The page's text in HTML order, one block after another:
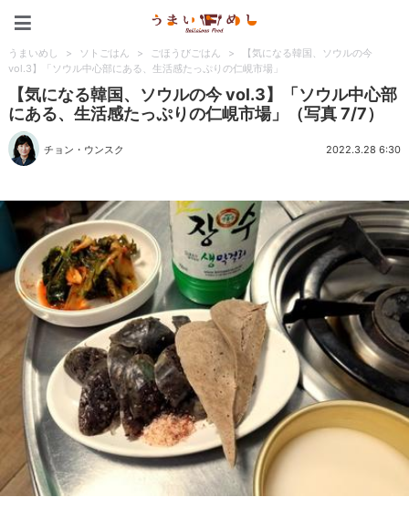
うまいめし > ソトごはん > ごほうびごはん >
【気になる韓国、ソウルの今
vol.3】「ソウル中心部にある、生活感たっぷりの仁峴市場」
【気になる韓国、ソウルの今 vol.3】「ソウル中心部
にある、生活感たっぷりの仁峴市場」（写真 7/7）
チョン・ウンスク 2022.3.28 6:30